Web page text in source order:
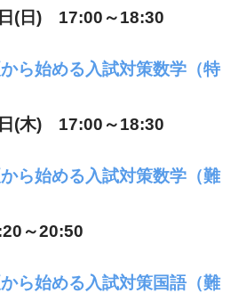
(日) 17:00～18:30
ら始める入試対策数学（特
(木) 17:00～18:30
ら始める入試対策数学（難
～20:50
ら始める入試対策国語（難